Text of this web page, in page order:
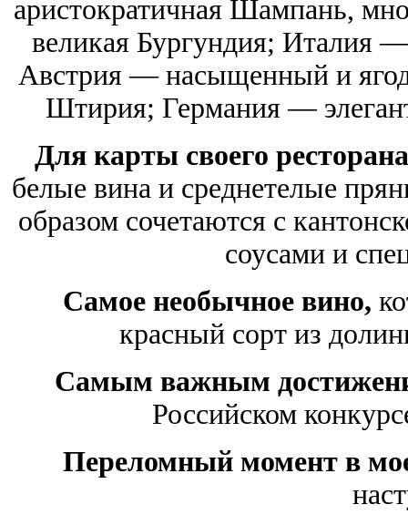
аристократичная Шампань,
великая Бургундия; Италия
Австрия — насыщенный и
Штирия; Германия —
Для карты своего ресторана
белые вина и среднетелые
образом сочетаются с
соусами и
Самое необычное вино,
красный сорт из
Самым важным
Российском
Переломный момент в